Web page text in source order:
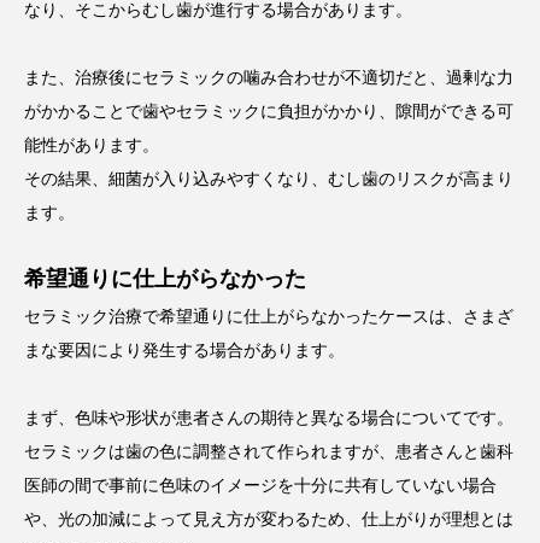
なり、そこからむし歯が進行する場合があります。
また、治療後にセラミックの噛み合わせが不適切だと、過剰な力
がかかることで歯やセラミックに負担がかかり、隙間ができる可
能性があります。
その結果、細菌が入り込みやすくなり、むし歯のリスクが高まり
ます。
希望通りに仕上がらなかった
セラミック治療で希望通りに仕上がらなかったケースは、さまざ
まな要因により発生する場合があります。
まず、色味や形状が患者さんの期待と異なる場合についてです。
セラミックは歯の色に調整されて作られますが、患者さんと歯科
医師の間で事前に色味のイメージを十分に共有していない場合
や、光の加減によって見え方が変わるため、仕上がりが理想とは